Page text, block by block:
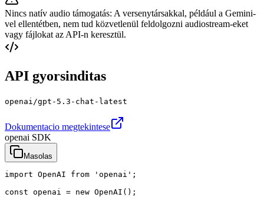
Nincs natív audio támogatás: A versenytársakkal, például a Gemini-
vel ellentétben, nem tud közvetlenül feldolgozni audiostream-eket
vagy fájlokat az API-n keresztül.
API gyorsinditas
openai/gpt-5.3-chat-latest
Dokumentacio megtekintese
openai SDK
Masolas
import OpenAI from 'openai';
const openai = new OpenAI();